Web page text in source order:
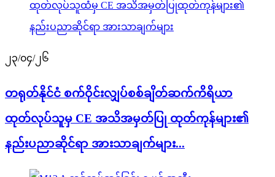
၂၃/၀၄/၂၆
တရုတ်နိုင်ငံ စက်ဝိုင်းလျှပ်စစ်ချိတ်ဆက်ကိရိယာ
ထုတ်လုပ်သူမှ CE အသိအမှတ်ပြု ထုတ်ကုန်များ၏
နည်းပညာဆိုင်ရာ အားသာချက်များ...